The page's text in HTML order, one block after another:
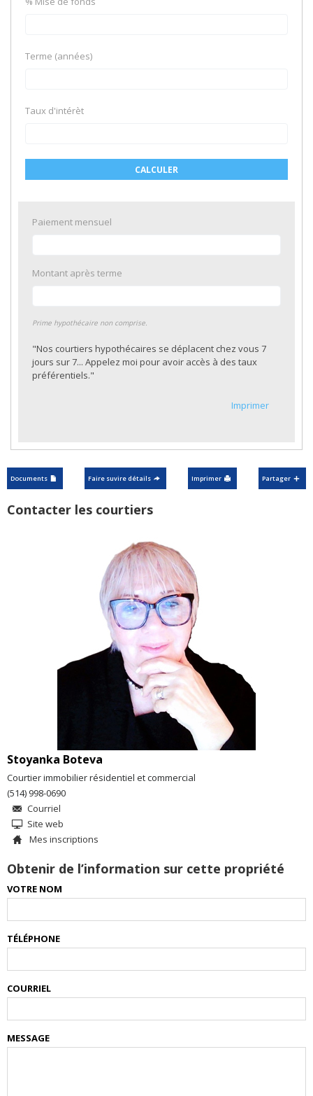
Terme (années)
Taux d'intérèt
CALCULER
Paiement mensuel
Montant après terme
Prime hypothécaire non comprise.
"Nos courtiers hypothécaires se déplacent chez vous 7
jours sur 7... Appelez moi pour avoir accès à des taux
préférentiels."
Imprimer
Documents Faire suvire détails Imprimer Partager
Contacter les courtiers
Stoyanka Boteva
Courtier immobilier résidentiel et commercial
(514) 998-0690
Courriel
Site web
Mes inscriptions
Obtenir de l’information sur cette propriété
VOTRE NOM
TÉLÉPHONE
COURRIEL
MESSAGE